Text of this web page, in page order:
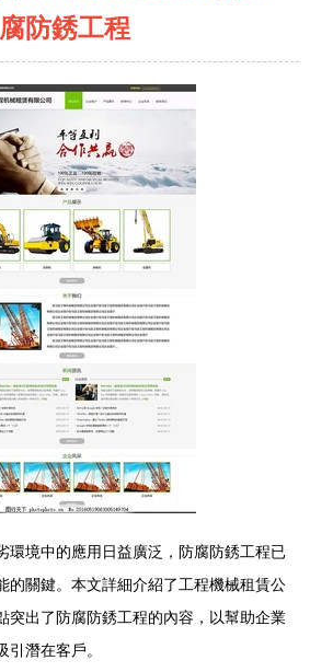
腐防銹工程
環境中的應用日益廣泛，防腐防銹工程已
的關鍵。本文詳細介紹了工程機械租賃公
突出了防腐防銹工程的內容，以幫助企業
潛在客戶。